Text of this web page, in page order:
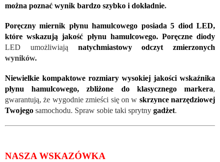
można poznać wynik bardzo szybko i dokładnie.
Poręczny miernik płynu hamulcowego posiada 5 diod LED,
które wskazują jakość płynu hamulcowego. Poręczne diody
LED umożliwiają natychmiastowy odczyt zmierzonych
wyników.
Niewielkie kompaktowe rozmiary wysokiej jakości wskaźnika
płynu hamulcowego, zbliżone do klasycznego markera,
gwarantują, że wygodnie zmieści się on w skrzynce narzędziowej
Twojego samochodu. Spraw sobie taki sprytny gadżet.
NASZA WSKAZÓWKA